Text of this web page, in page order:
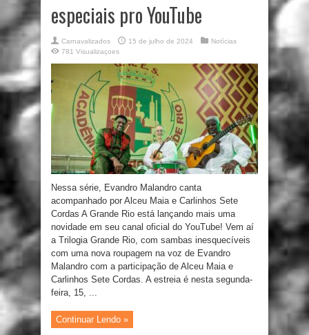
especiais pro YouTube
Carnavalizados 15 de julho de 2024
Notícias
781 Visualizaçoes
Nessa série, Evandro Malandro canta
acompanhado por Alceu Maia e Carlinhos Sete
Cordas A Grande Rio está lançando mais uma
novidade em seu canal oficial do YouTube! Vem aí
a Trilogia Grande Rio, com sambas inesquecíveis
com uma nova roupagem na voz de Evandro
Malandro com a participação de Alceu Maia e
Carlinhos Sete Cordas. A estreia é nesta segunda-
feira, 15, ...
Continuar Lendo »